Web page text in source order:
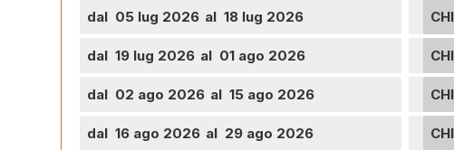
dal 05 lug 2026 al 18 lug 2026
dal 19 lug 2026 al 01 ago 2026
dal 02 ago 2026 al 15 ago 2026
dal 16 ago 2026 al 29 ago 2026